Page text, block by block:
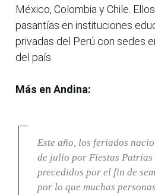
México, Colombia y Chile.
pasantías en instituciones
privadas del Perú con sedes
del país.
Más en Andina:
Este año, los feriados
de julio por Fiestas Patrias
precedidos por el fin de
por lo que muchas